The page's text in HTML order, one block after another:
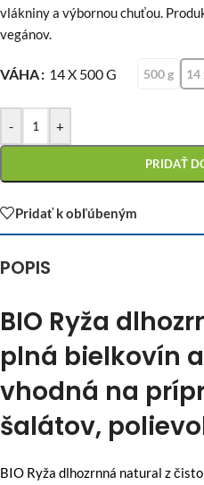
vlákniny a výbornou chuťou.
vegánov.
VÁHA 14 X 500 G 500 g 14
- +
PRIDAŤ
Pridať k obľúbeným
POPIS
BIO Ryža
plná bielkovín
vhodná na
šalátov,
BIO Ryža dlhozrnná natural z